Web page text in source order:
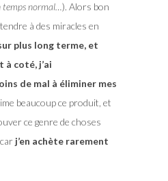
temps normal…). Alors bon
à des miracles en
plus long terme, et
à coté, j’ai
de mal à éliminer mes
beaucoup ce produit, et
ce genre de choses
j’en achète rarement